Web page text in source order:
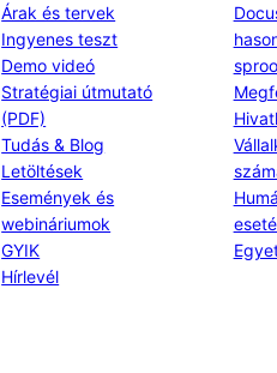
Árak és tervek
Ingyenes teszt
Demo videó
Stratégiai útmutató
(PDF)
Tudás & Blog
Letöltések
Események és
webináriumok
GYIK
Hírlevél